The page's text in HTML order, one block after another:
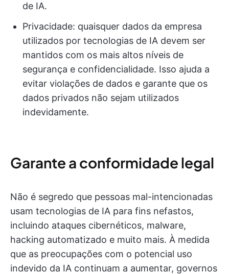
de IA.
Privacidade: quaisquer dados da empresa
utilizados por tecnologias de IA devem ser
mantidos com os mais altos níveis de
segurança e confidencialidade. Isso ajuda a
evitar violações de dados e garante que os
dados privados não sejam utilizados
indevidamente.
Garante a conformidade legal
Não é segredo que pessoas mal-intencionadas
usam tecnologias de IA para fins nefastos,
incluindo ataques cibernéticos, malware,
hacking automatizado e muito mais. À medida
que as preocupações com o potencial uso
indevido da IA continuam a aumentar, governos